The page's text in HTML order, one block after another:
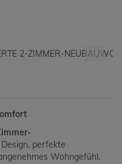
perfekte
Wohngefühl.